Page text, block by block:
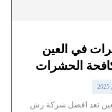
في العين
نعد افضل شركة رش